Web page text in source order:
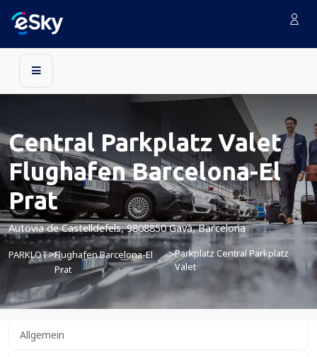
Central Parkplatz Valet
Flughafen Barcelona-El
Prat
Autovia de Castelldefels, 9808850 Gavà, Barcelona
PARKLOT>Flughafen Barcelona-El
Prat
>Parkplatz Central Parkplatz
Valet
Allgemein